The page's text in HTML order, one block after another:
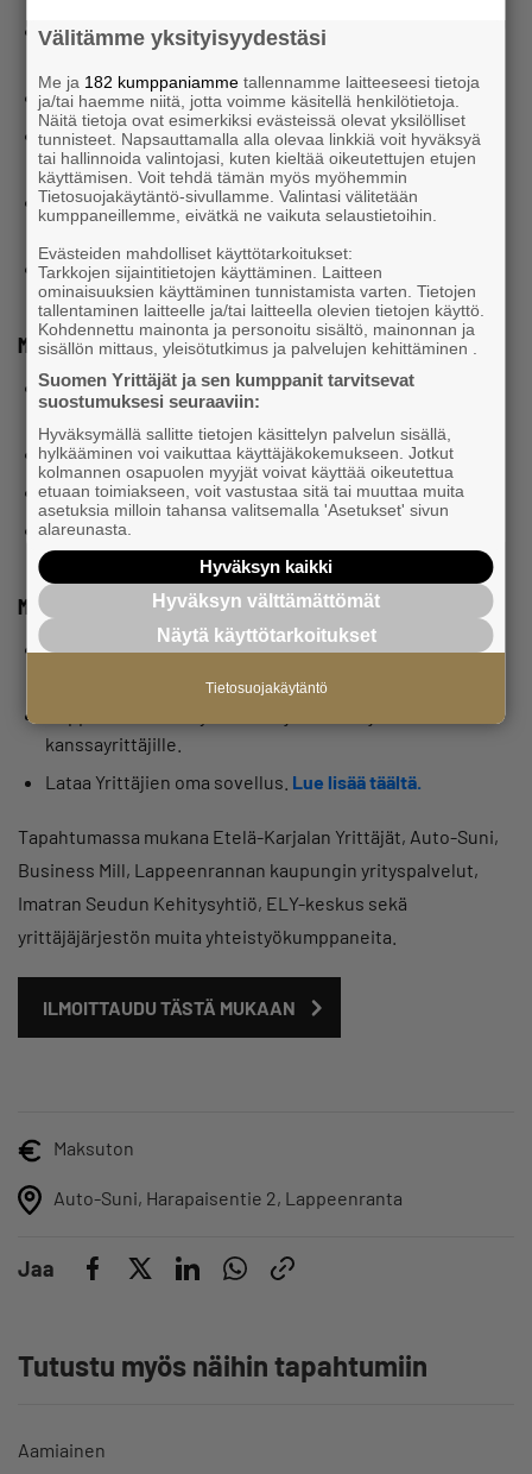
Tervetuloa Auto-Sunille ja lyhyet yrityspäättäjiä
Mikä on yrittäjärjestö ja mitä teemme?
Millaisia palveluita ja jäsenetuja tarjoamme
jäsenyrittäjille?
Kuinka voin Yrittäjien jäsenyyden avulla kehittää omaa
osaamistani ja liiketoimintaani?
Ja hieman muutakin – pääset esittämään kysymyksiä!
Mitä muuta aamun aikana on luvassa?
Pääset verkostoitumaan ja ehkäpä tekemään myös
Lyhyet terveiset mukana olevilta yrittäjien ystäviltä.
Koeajomahdollisuus tilaisuuden jälkeen.
Arvomme kävijöiden kesken kivan yllätyksen!
Miten voit valmistautua tilaisuuteen?
Ota mukaasi rentoa ja avointa mieltä – saat olla oma
kanssayrittäjille.
Lataa Yrittäjien oma sovellus. Lue lisäätäältä.
Tapahtumassa mukana Etelä-Karjalan Yrittäjät, Auto-Suni,
Business Mill, Lappeenrannan kaupungin yrityspalvelut,
Imatran Seudun Kehitysyhtiö, ELY-keskus sekä
yrittäjäjärjestön muita yhteistyökumppaneita.
ILMOITTAUDU TÄSTÄ MUKAAN
Maksuton
Auto-Suni, Harapaisentie 2, Lappeenranta
Jaa
Tutustu myös näihin tapahtumiin
Aamiainen
Välitämme yksityisyydestäsi
Me ja 182 kumppaniamme tallennamme laitteeseesi tietoja
ja/tai haemme niitä, jotta voimme käsitellä henkilötietoja.
Näitä tietoja ovat esimerkiksi evästeissä olevat yksilölliset
tunnisteet. Napsauttamalla alla olevaa linkkiä voit hyväksyä
tai hallinnoida valintojasi, kuten kieltää oikeutettujen etujen
käyttämisen. Voit tehdä tämän myös myöhemmin
Tietosuojakäytäntö-sivullamme. Valintasi välitetään
kumppaneillemme, eivätkä ne vaikuta selaustietoihin.
Evästeiden mahdolliset käyttötarkoitukset:
Tarkkojen sijaintitietojen käyttäminen. Laitteen
ominaisuuksien käyttäminen tunnistamista varten. Tietojen
tallentaminen laitteelle ja/tai laitteella olevien tietojen käyttö.
Kohdennettu mainonta ja personoitu sisältö, mainonnan ja
sisällön mittaus, yleisötutkimus ja palvelujen kehittäminen .
Suomen Yrittäjät ja sen kumppanit tarvitsevat
suostumuksesi seuraaviin:
Hyväksymällä sallitte tietojen käsittelyn palvelun sisällä,
hylkääminen voi vaikuttaa käyttäjäkokemukseen. Jotkut
kolmannen osapuolen myyjät voivat käyttää oikeutettua
etuaan toimiakseen, voit vastustaa sitä tai muuttaa muita
asetuksia milloin tahansa valitsemalla 'Asetukset' sivun
alareunasta.
Hyväksyn kaikki
Hyväksyn välttämättömät
Näytä käyttötarkoitukset
Tietosuojakäytäntö